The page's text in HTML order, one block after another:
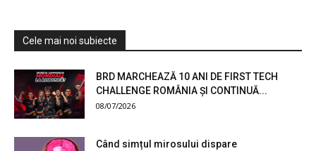
Cele mai noi subiecte
BRD MARCHEAZĂ 10 ANI DE FIRST TECH
CHALLENGE ROMÂNIA ȘI CONTINUĂ...
08/07/2026
Când simțul mirosului dispare